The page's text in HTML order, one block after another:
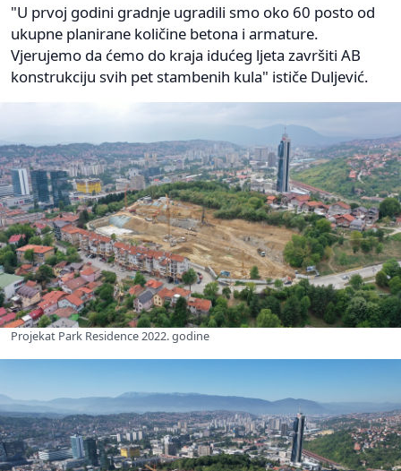
"U prvoj godini gradnje ugradili smo oko 60 posto od
ukupne planirane količine betona i armature.
Vjerujemo da ćemo do kraja idućeg ljeta završiti AB
konstrukciju svih pet stambenih kula" ističe Duljević.
Projekat Park Residence 2022. godine